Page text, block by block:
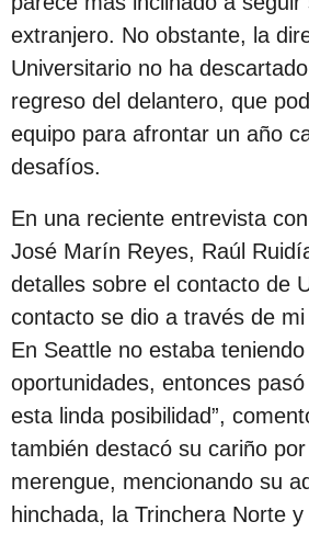
extranjero. No obstante, la
Universitario no ha
regreso del delantero, que
equipo para afrontar un año
desafíos.
En una reciente entrevista
José Marín Reyes, Raúl
detalles sobre el contacto de
contacto se dio a través de
En Seattle no estaba
oportunidades, entonces
esta linda posibilidad”,
también destacó su cariño
merengue, mencionando su
hinchada, la Trinchera Norte